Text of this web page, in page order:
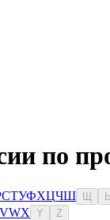
по
СТУФХЦЧШ Ы
VWX Y Z